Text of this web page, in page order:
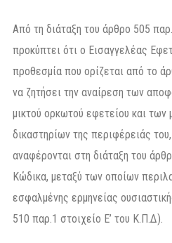
Από τη διάταξη του άρθρο 505
προκύπτει ότι ο Εισαγγελέας
προθεσμία που ορίζεται από το
να ζητήσει την αναίρεση των
μικτού ορκωτού εφετείου και
δικαστηρίων της περιφέρειάς
αναφέρονται στη διάταξη του
Κώδικα, μεταξύ των οποίων
εσφαλμένης ερμηνείας
510 παρ.1 στοιχείο Ε’ του Κ.Π.Δ).